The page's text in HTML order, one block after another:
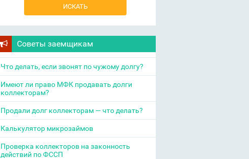
Советы заемщикам
Что делать, если звонят по чужому долгу?
Имеют ли право МФК продавать долги
коллекторам?
Продали долг коллекторам — что делать?
Калькулятор микрозаймов
Проверка коллекторов на законность
действий по ФССП